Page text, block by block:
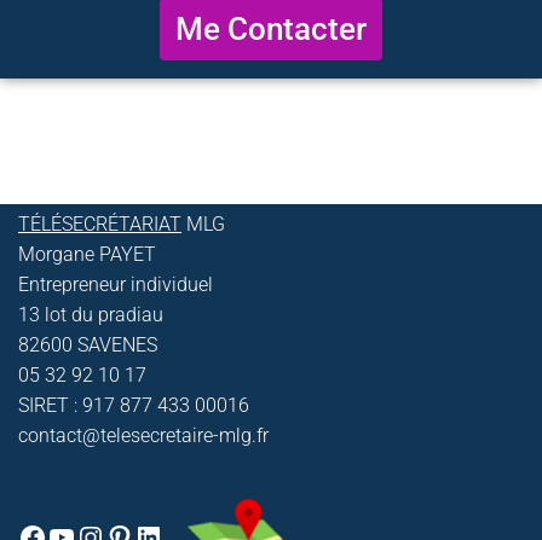
Me Contacter
TÉLÉSECRÉTARIAT MLG
Morgane PAYET
Entrepreneur individuel
13 lot du pradiau
82600 SAVENES
05 32 92 10 17
SIRET : 917 877 433 00016
contact@telesecretaire-mlg.fr